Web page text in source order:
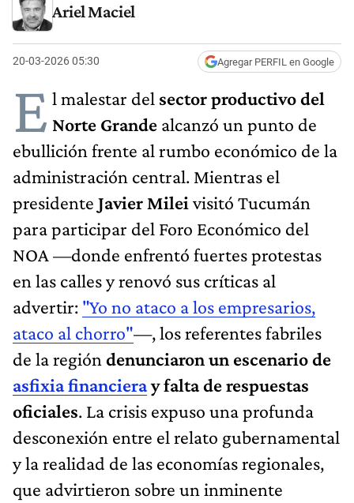
Ariel Maciel
20-03-2026 05:30 Agregar PERFIL en Google
E l malestar del sector productivo del
Norte Grande alcanzó un punto de
ebullición frente al rumbo económico de la
administración central. Mientras el
presidente Javier Milei visitó Tucumán
para participar del Foro Económico del
NOA —donde enfrentó fuertes protestas
en las calles y renovó sus críticas al
advertir: "Yo no ataco a los empresarios,
ataco al chorro"—, los referentes fabriles
de la región denunciaron un escenario de
asfixia financieray falta de respuestas
oficiales. La crisis expuso una profunda
desconexión entre el relato gubernamental
y la realidad de las economías regionales,
que advirtieron sobre un inminente